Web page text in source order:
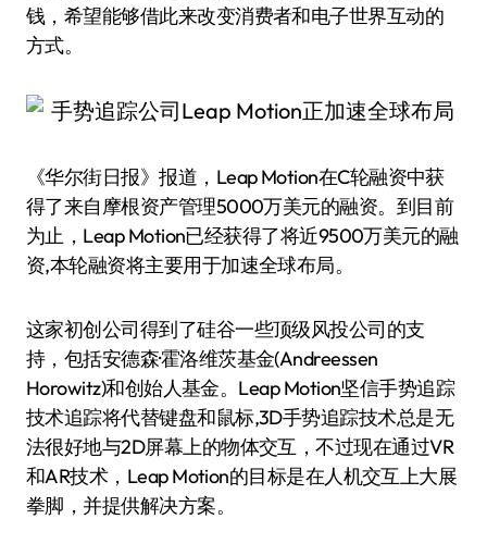
钱，希望能够借此来改变消费者和电子世界互动的
方式。
《华尔街日报》报道，Leap Motion在C轮融资中获
得了来自摩根资产管理5000万美元的融资。到目前
为止，Leap Motion已经获得了将近9500万美元的融
资,本轮融资将主要用于加速全球布局。
这家初创公司得到了硅谷一些顶级风投公司的支
持，包括安德森·霍洛维茨基金(Andreessen
Horowitz)和创始人基金。Leap Motion坚信手势追踪
技术追踪将代替键盘和鼠标,3D手势追踪技术总是无
法很好地与2D屏幕上的物体交互，不过现在通过VR
和AR技术，Leap Motion的目标是在人机交互上大展
拳脚，并提供解决方案。